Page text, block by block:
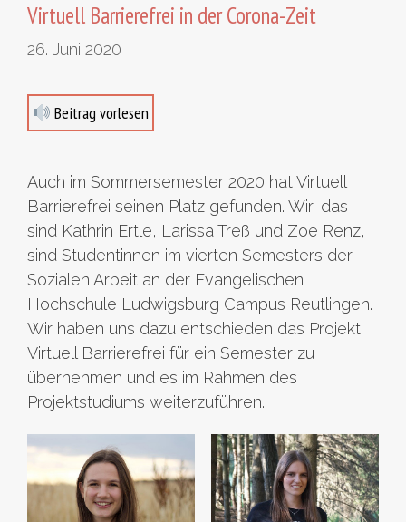
Virtuell Barrierefrei in der Corona-Zeit
26. Juni 2020
Beitrag vorlesen
Auch im Sommersemester 2020 hat Virtuell
Barrierefrei seinen Platz gefunden. Wir, das
sind Kathrin Ertle, Larissa Treß und Zoe Renz,
sind Studentinnen im vierten Semesters der
Sozialen Arbeit an der Evangelischen
Hochschule Ludwigsburg Campus Reutlingen.
Wir haben uns dazu entschieden das Projekt
Virtuell Barrierefrei für ein Semester zu
übernehmen und es im Rahmen des
Projektstudiums weiterzuführen.